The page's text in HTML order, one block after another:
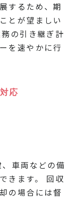
するため、期
とが望ましい
の引き継ぎ計
を速やかに行
応
車両などの備
きます。 回収
の場合には督